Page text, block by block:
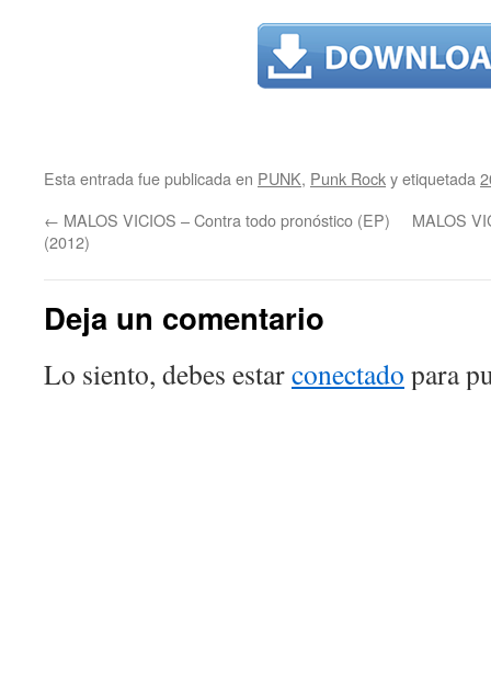
Esta entrada fue publicada en PUNK, Punk Rocky etiquetada
← MALOS VICIOS – Contra todo pronóstico (EP)
(2012)
MALOS
Deja un comentario
Lo siento, debes estarconectado para